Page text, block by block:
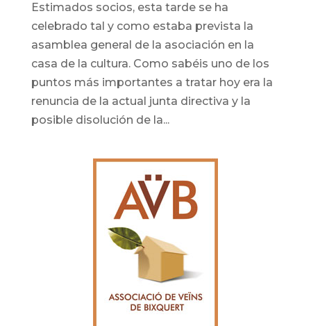
Estimados socios, esta tarde se ha
celebrado tal y como estaba prevista la
asamblea general de la asociación en la
casa de la cultura. Como sabéis uno de los
puntos más importantes a tratar hoy era la
renuncia de la actual junta directiva y la
posible disolución de la...